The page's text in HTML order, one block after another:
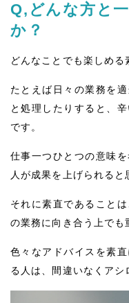
Q,どんな方と
か？
どんなことでも楽しめる
たとえば日々の業務を
と処理したりすると、
です。
仕事一つひとつの意味
人が成果を上げられると
それに素直であること
の業務に向き合う上でも
色々なアドバイスを素
る人は、間違いなくアシ